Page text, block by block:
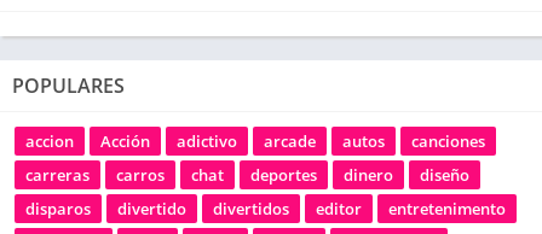
POPULARES
accion Acción adictivo arcade autos
canciones
carreras
carros chat deportes dinero
diseño
disparos
divertido divertidos editor
entretenimento